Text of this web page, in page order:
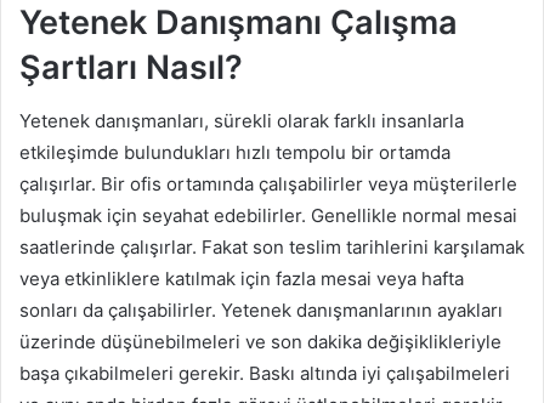
Yetenek Danışmanı Çalışma
Şartları Nasıl?
Yetenek danışmanları, sürekli olarak farklı insanlarla
etkileşimde bulundukları hızlı tempolu bir ortamda
çalışırlar. Bir ofis ortamında çalışabilirler veya müşterilerle
buluşmak için seyahat edebilirler. Genellikle normal mesai
saatlerinde çalışırlar. Fakat son teslim tarihlerini karşılamak
veya etkinliklere katılmak için fazla mesai veya hafta
sonları da çalışabilirler. Yetenek danışmanlarının ayakları
üzerinde düşünebilmeleri ve son dakika değişiklikleriyle
başa çıkabilmeleri gerekir. Baskı altında iyi çalışabilmeleri